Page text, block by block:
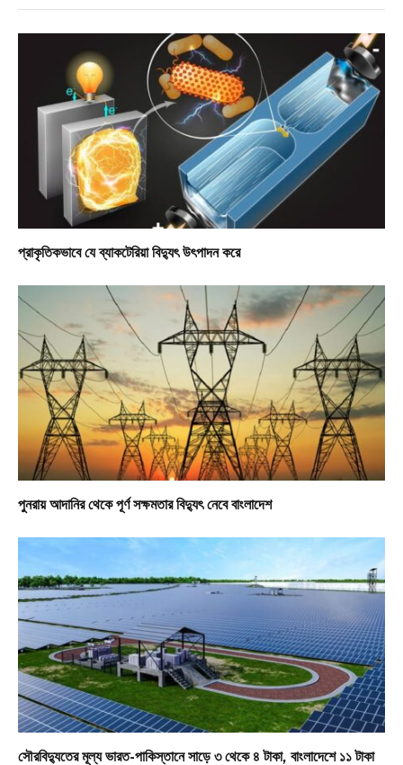
প্রাকৃতিকভাবে যে ব্যাকটেরিয়া বিদ্যুৎ উৎপাদন করে
পুনরায় আদানির থেকে পূর্ণ সক্ষমতার বিদ্যুৎ নেবে বাংলাদেশ
সৌরবিদ্যুতের মূল্য ভারত-পাকিস্তানে সাড়ে ৩ থেকে ৪ টাকা, বাংলাদেশে ১১ টাকা